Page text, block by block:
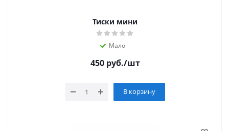
Тиски мини
Мало
450руб./шт
В корзину